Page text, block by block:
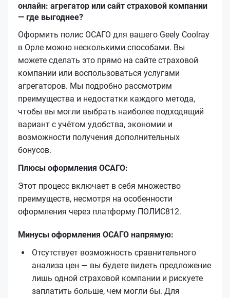
онлайн: агрегатор или сайт страховой компании
— где выгоднее?
Оформить полис ОСАГО для вашего Geely Coolray
в Орле можно несколькими способами. Вы
можете сделать это прямо на сайте страховой
компании или воспользоваться услугами
агрегаторов. Мы подробно рассмотрим
преимущества и недостатки каждого метода,
чтобы вы могли выбрать наиболее подходящий
вариант с учётом удобства, экономии и
возможности получения дополнительных
бонусов.
Плюсы оформления ОСАГО:
Этот процесс включает в себя множество
преимуществ, несмотря на особенности
оформления через платформу ПОЛИС812.
Минусы оформления ОСАГО напрямую:
Отсутствует возможность сравнительного
анализа цен — вы будете видеть предложение
лишь одной страховой компании и рискуете
заплатить больше, чем могли бы. Для